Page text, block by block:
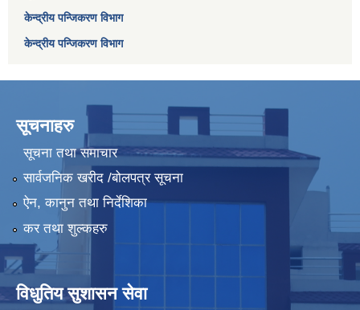
केन्द्रीय पन्जिकरण विभाग
केन्द्रीय पन्जिकरण विभाग
सूचनाहरु
सूचना तथा समाचार
सार्वजनिक खरीद /बोलपत्र सूचना
ऐन, कानुन तथा निर्देशिका
कर तथा शुल्कहरु
विधुतिय सुशासन सेवा